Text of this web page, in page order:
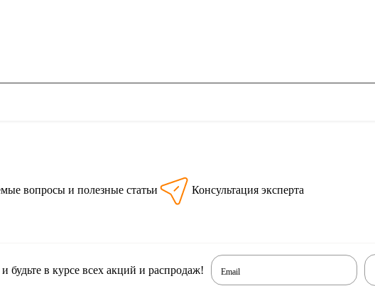
вопросы и полезные статьи Консультация эксперта
будьте в курсе всех акций и распродаж! Email